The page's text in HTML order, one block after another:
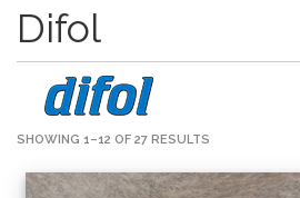
Difol
SHOWING 1–12 OF 27 RESULTS